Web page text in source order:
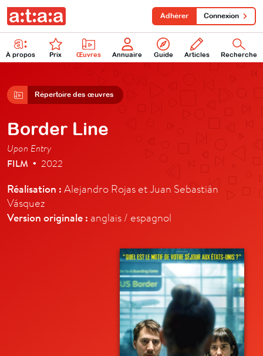
À propos Prix Œuvres Annuaire Guide Articles Recherche
Adhérer Connexion
Répertoire des œuvres
Border Line
Upon Entry
FILM • 2022
Réalisation : Alejandro Rojas et Juan Sebastián
Vásquez
Version originale : anglais / espagnol